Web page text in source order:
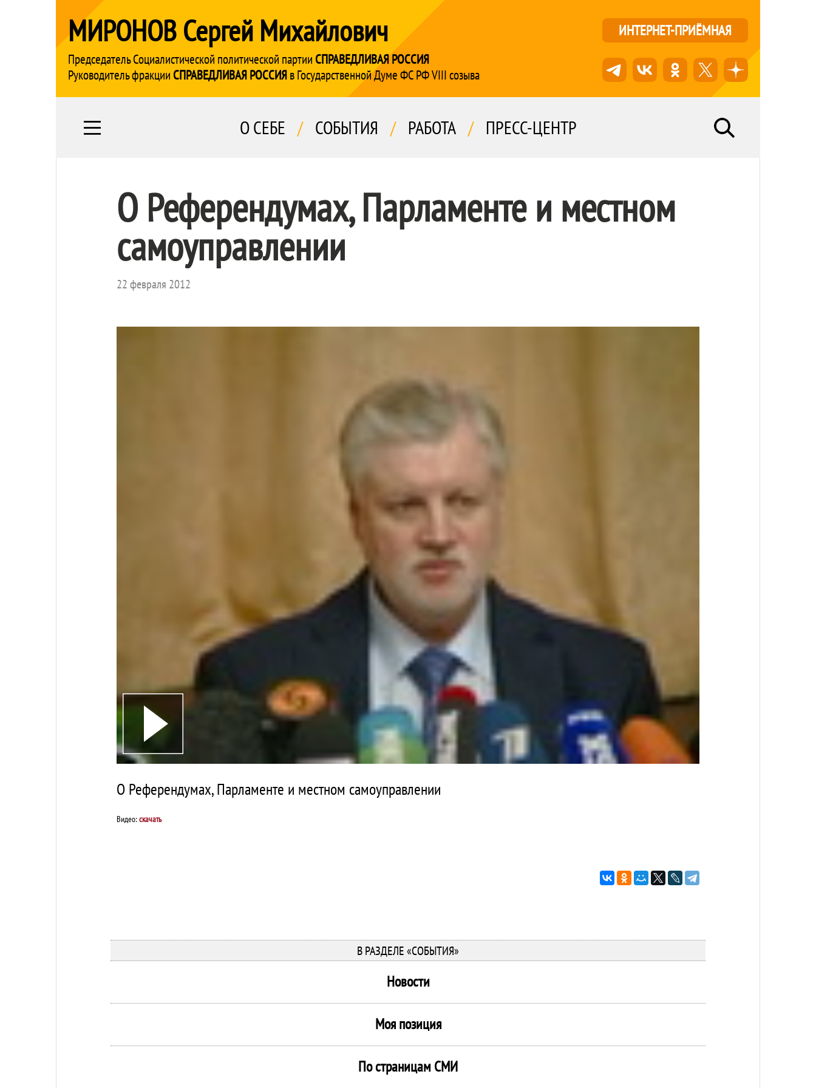
МИРОНОВ Сергей Михайлович
Председатель Социалистической политической партии СПРАВЕДЛИВАЯ РОССИЯ
Руководитель фракции СПРАВЕДЛИВАЯ РОССИЯв Государственной Думе ФС РФ VIII созыва
ИНТЕРНЕТ-ПРИЁМНАЯ
О СЕБЕ / СОБЫТИЯ / РАБОТА / ПРЕСС-ЦЕНТР
О Референдумах, Парламенте и местном
самоуправлении
22 февраля 2012
О Референдумах, Парламенте и местном самоуправлении
Видео:скачать
В РАЗДЕЛЕ «СОБЫТИЯ»
Новости
Моя позиция
По страницам СМИ